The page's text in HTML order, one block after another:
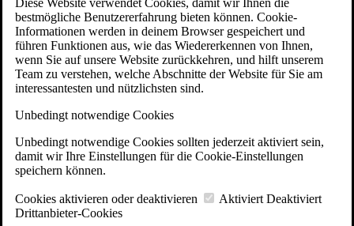
Diese Website verwendet Cookies, damit wir Ihnen die
bestmögliche Benutzererfahrung bieten können. Cookie-
Informationen werden in deinem Browser gespeichert und
führen Funktionen aus, wie das Wiedererkennen von Ihnen,
wenn Sie auf unsere Website zurückkehren, und hilft unserem
Team zu verstehen, welche Abschnitte der Website für Sie am
interessantesten und nützlichsten sind.
Unbedingt notwendige Cookies
Unbedingt notwendige Cookies sollten jederzeit aktiviert sein,
damit wir Ihre Einstellungen für die Cookie-Einstellungen
speichern können.
Cookies aktivieren oder deaktivieren Aktiviert Deaktiviert
Drittanbieter-Cookies